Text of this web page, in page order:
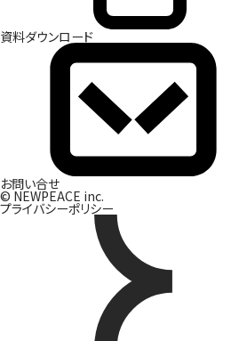
資料ダウンロード
お問い合せ
© NEWPEACE inc.
プライバシーポリシー